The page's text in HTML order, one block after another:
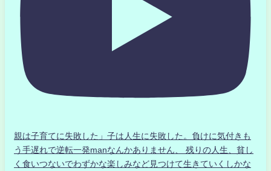
親は子育てに失敗した」子は人生に失敗した。負けに気付きも
う手遅れで逆転一発manなんかありません、 残りの人生、貧し
く食いつないでわずかな楽しみなど見つけて生きていくしかな